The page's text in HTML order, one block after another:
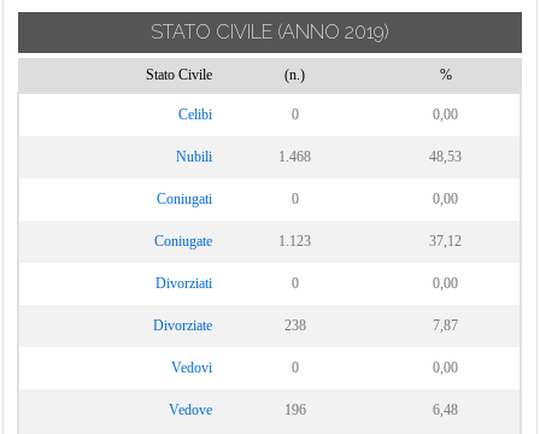
STATO CIVILE (ANNO 2019)
Stato Civile (n.) %
Celibi 0 0,00
Nubili 1.468 48,53
Coniugati 0 0,00
Coniugate 1.123 37,12
Divorziati 0 0,00
Divorziate 238 7,87
Vedovi 0 0,00
Vedove 196 6,48